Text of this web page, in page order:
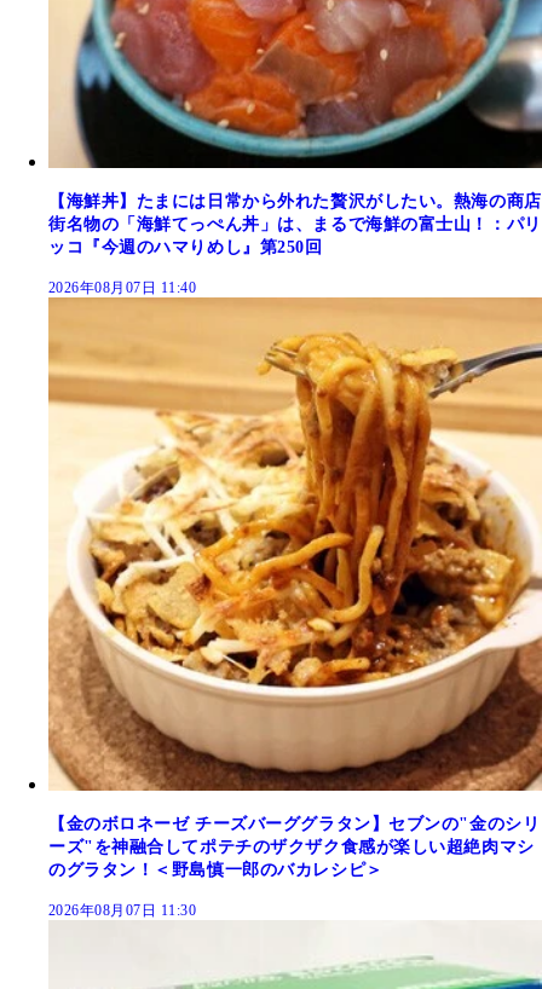
【海鮮丼】たまには日常から外れた贅沢がしたい。熱海の商店
街名物の「海鮮てっぺん丼」は、まるで海鮮の富士山！：パリ
ッコ『今週のハマりめし』第250回
2026年08月07日 11:40
【金のボロネーゼ チーズバーググラタン】セブンの"金のシリ
ーズ"を神融合してポテチのザクザク食感が楽しい超絶肉マシ
のグラタン！＜野島慎一郎のバカレシピ＞
2026年08月07日 11:30